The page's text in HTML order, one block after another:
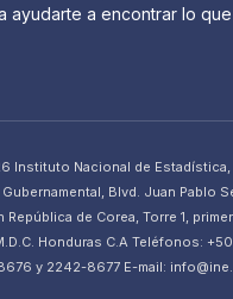
ayudarte a encontrar lo
Instituto Nacional de Estadística,
Blvd. Juan Pablo
República de Corea, Torre 1,
Honduras C.A Teléfonos:
y 2242-8677 E-mail: